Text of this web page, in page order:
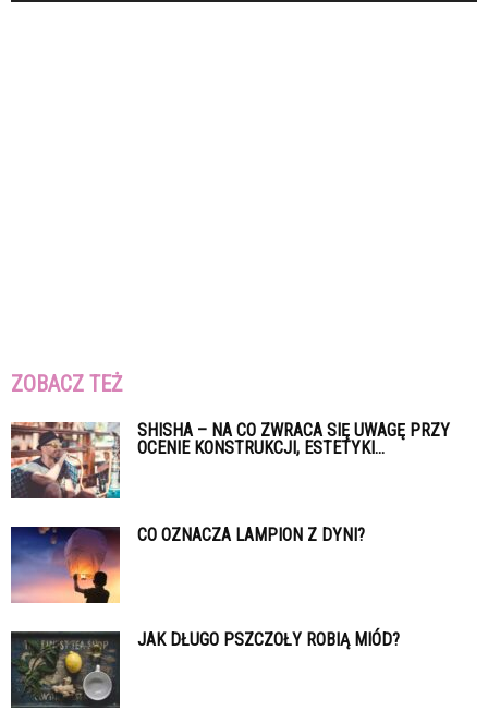
ZOBACZ TEŻ
SHISHA – NA CO ZWRACA SIĘ UWAGĘ PRZY
OCENIE KONSTRUKCJI, ESTETYKI...
CO OZNACZA LAMPION Z DYNI?
JAK DŁUGO PSZCZOŁY ROBIĄ MIÓD?